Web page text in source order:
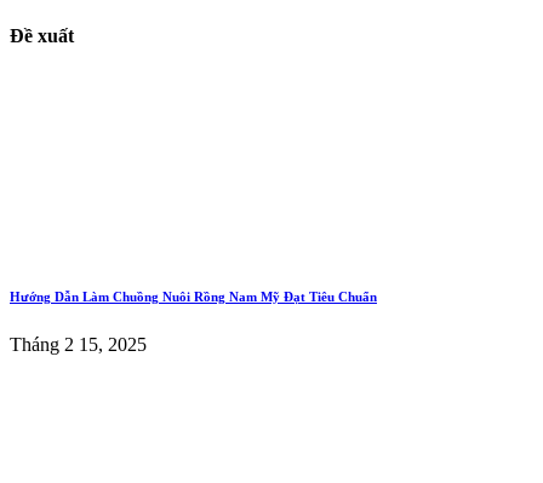
Đề xuất
Hướng Dẫn Làm Chuồng Nuôi Rồng Nam Mỹ Đạt Tiêu Chuẩn
Tháng 2 15, 2025